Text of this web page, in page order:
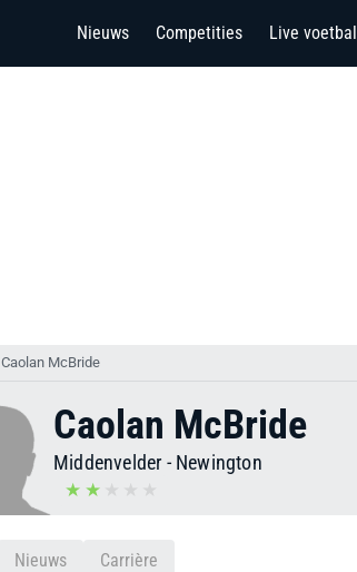
Nieuws Competities Live voetbal
Caolan McBride
Caolan McBride
Middenvelder - Newington
Nieuws Carrière